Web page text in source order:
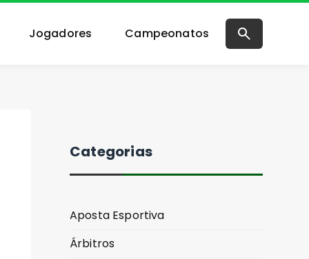
Jogadores Campeonatos
Categorias
Aposta Esportiva
Árbitros